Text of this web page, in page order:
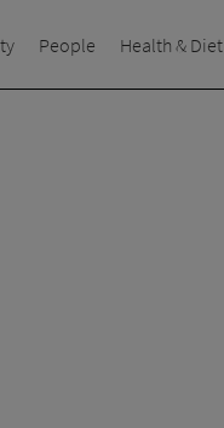
People Health & Diet